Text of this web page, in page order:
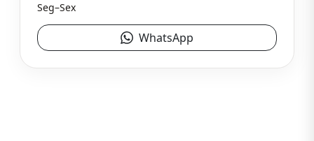
Seg–Sex
WhatsApp